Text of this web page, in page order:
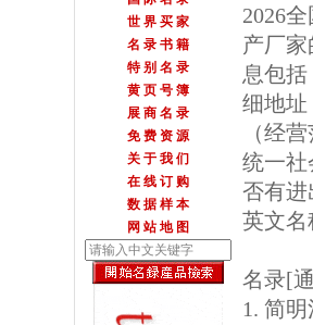
世 界 买 家
名 录 书 籍
特 别 名 录
黄 页 号 簿
展 商 名 录
免 费 资 源
关 于 我 们
在 线 订 购
数 据 样 本
网 站 地 图
2026
产厂
息包
细地
（经
统一社
否有进
英文名
名录[
1. 简